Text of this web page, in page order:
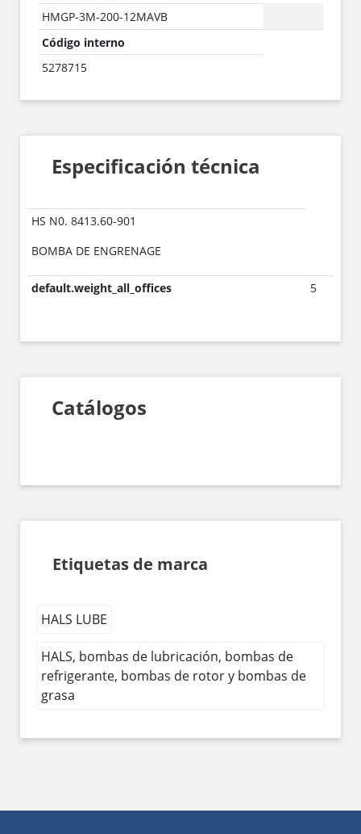
HMGP-3M-200-12MAVB
Código interno
5278715
Especificación técnica
HS N0. 8413.60-901
BOMBA DE ENGRENAGE
default.weight_all_offices 5
Catálogos
Etiquetas de marca
HALS LUBE
HALS, bombas de lubricación, bombas de
refrigerante, bombas de rotor y bombas de
grasa